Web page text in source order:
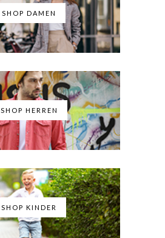
SHOP DAMEN
SHOP HERREN
SHOP KINDER